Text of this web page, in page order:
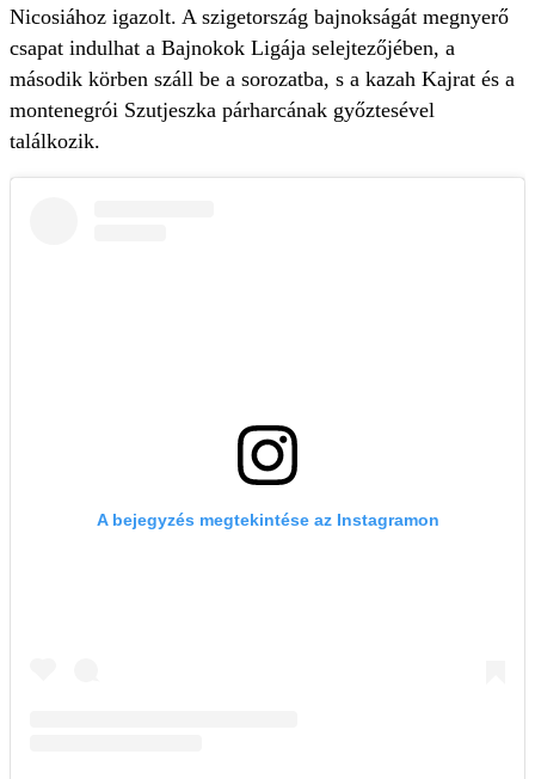
Nicosiához igazolt. A szigetország bajnokságát megnyerő
csapat indulhat a Bajnokok Ligája selejtezőjében, a
második körben száll be a sorozatba, s a kazah Kajrat és a
montenegrói Szutjeszka párharcának győztesével
találkozik.
A bejegyzés megtekintése az Instagramon